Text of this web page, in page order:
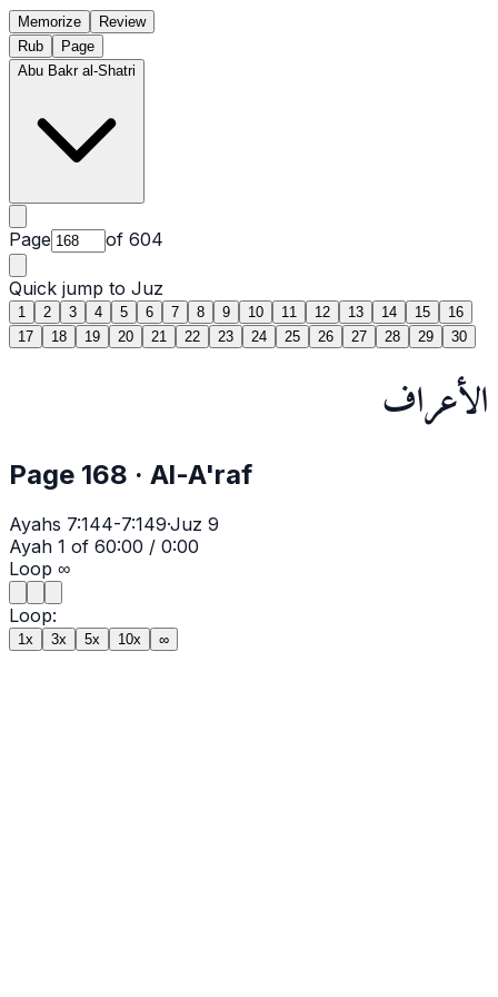
Memorize
Review
Rub
Page
Abu Bakr al-Shatri
Page of 604
Quick jump to Juz
1 2 3 4 5 6 7 8 9 10 11 12 13 14 15
16
17
18 19 20 21 22 23 24 25 26 27 28 29 30
الأعراف
Page 168 · Al-A'raf
Ayahs 7:144-7:149·Juz 9
Ayah 1 of 60:00 / 0:00
Loop ∞
Loop:
1x 3x 5x 10x ∞